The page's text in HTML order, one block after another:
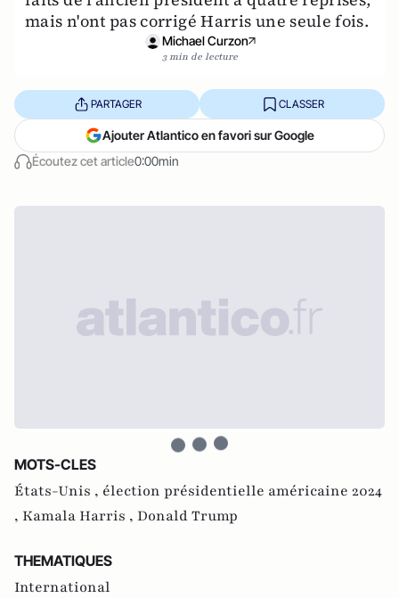
mais n'ont pas corrigé Harris une seule fois.
Michael Curzon
3 min de lecture
Écoutez cet article0:00min
PARTAGER CLASSER
Ajouter Atlantico en favori sur Google
MOTS-CLES
États-Unis , élection présidentielle américaine 2024
, Kamala Harris , Donald Trump
THEMATIQUES
International